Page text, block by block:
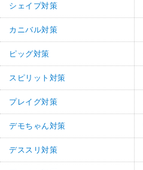
シェイプ対策
カニバル対策
ピッグ対策
スピリット対策
プレイグ対策
デモちゃん対策
デススリ対策